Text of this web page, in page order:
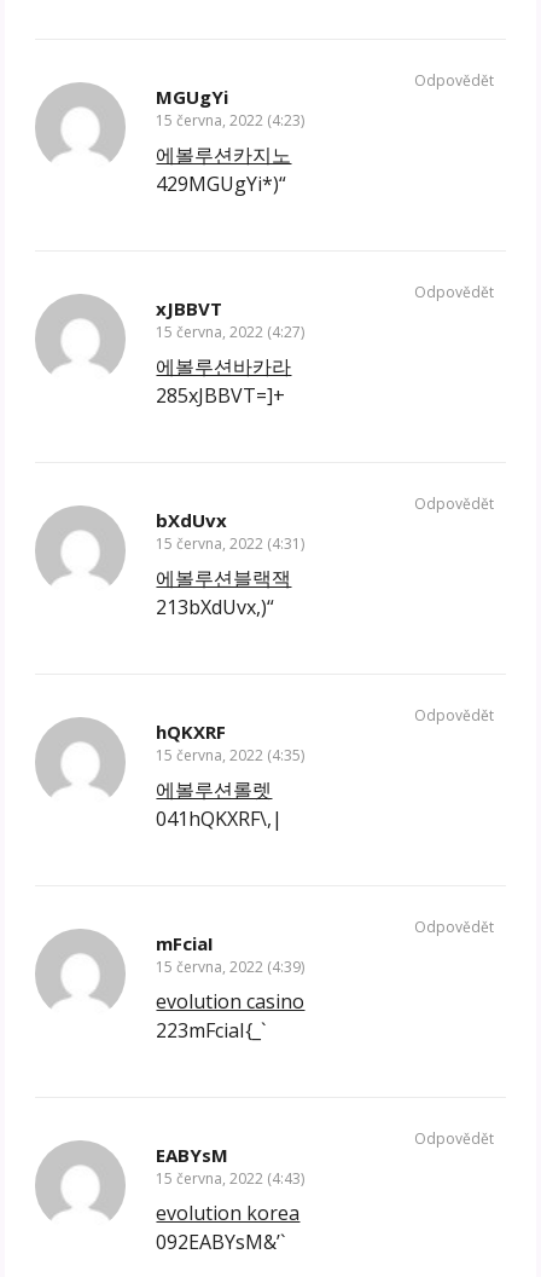
MGUgYi
15 června, 2022 (4:23)
에볼루션카지노
429MGUgYi*)“
Odpovědět
xJBBVT
15 června, 2022 (4:27)
에볼루션바카라
285xJBBVT=]+
Odpovědět
bXdUvx
15 června, 2022 (4:31)
에볼루션블랙잭
213bXdUvx,)“
Odpovědět
hQKXRF
15 června, 2022 (4:35)
에볼루션롤렛
041hQKXRF\,|
Odpovědět
mFciaI
15 června, 2022 (4:39)
evolution casino
223mFciaI{_`
Odpovědět
EABYsM
15 června, 2022 (4:43)
evolution korea
092EABYsM&’`
Odpovědět